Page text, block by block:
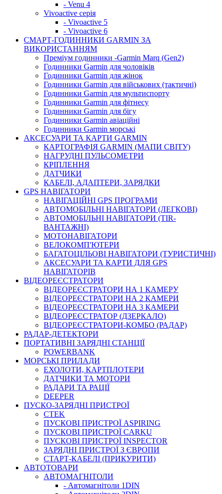
- Venu 4
Vivoactive серія
- Vivoactive 5
- Vivoactive 6
СМАРТ-ГОДИННИКИ GARMIN ЗА
ВИКОРИСТАННЯМ
Преміум годинники -Garmin Marq (Gen2)
Годинники Garmin для чоловіків
Годинники Garmin для жінок
Годинники Garmin для військових (тактичні)
Годинники Garmin для мультиспорту
Годинники Garmin для фітнесу
Годинники Garmin для бігу
Годинники Garmin авіаційні
Годинники Garmin морські
АКСЕСУАРИ ТА КАРТИ GARMIN
КАРТОГРАФІЯ GARMIN (МАПИ СВІТУ)
НАГРУДНІ ПУЛЬСОМЕТРИ
КРІПЛЕННЯ
ДАТЧИКИ
КАБЕЛІ, АДАПТЕРИ, ЗАРЯДКИ
GPS НАВІГАТОРИ
НАВІГАЦІЙНІ GPS ПРОГРАМИ
АВТОМОБІЛЬНІ НАВІГАТОРИ (ЛЕГКОВІ)
АВТОМОБІЛЬНІ НАВІГАТОРИ (TIR-
ВАНТАЖНІ)
МОТОНАВІГАТОРИ
ВЕЛОКОМП'ЮТЕРИ
БАГАТОЦІЛЬОВІ НАВІГАТОРИ (ТУРИСТИЧНІ)
АКСЕСУАРИ ТА КАРТИ ДЛЯ GPS
НАВІГАТОРІВ
ВІДЕОРЕЄСТРАТОРИ
ВІДЕОРЕЄСТРАТОРИ НА 1 КАМЕРУ
ВІДЕОРЕЄСТРАТОРИ НА 2 КАМЕРИ
ВІДЕОРЕЄСТРАТОРИ НА 3 КАМЕРИ
ВІДЕОРЕЄСТРАТОР (ДЗЕРКАЛО)
ВІДЕОРЕЄСТРАТОРИ-КОМБО (РАДАР)
РАДАР-ДЕТЕКТОРИ
ПОРТАТИВНІ ЗАРЯДНІ СТАНЦІЇ
POWERBANK
МОРСЬКІ ПРИЛАДИ
ЕХОЛОТИ, КАРТПЛОТЕРИ
ДАТЧИКИ ТА МОТОРИ
РАДАРИ ТА РАЦІЇ
DEEPER
ПУСКО-ЗАРЯДНІ ПРИСТРОЇ
CTEK
ПУСКОВІ ПРИСТРОЇ ASPIRING
ПУСКОВІ ПРИСТРОЇ CARKU
ПУСКОВІ ПРИСТРОЇ INSPECTOR
ЗАРЯДНІ ПРИСТРОЇ З ЄВРОПИ
СТАРТ-КАБЕЛІ (ПРИКУРИТИ)
АВТОТОВАРИ
АВТОМАГНІТОЛИ
- Автомагнітоли 1DIN